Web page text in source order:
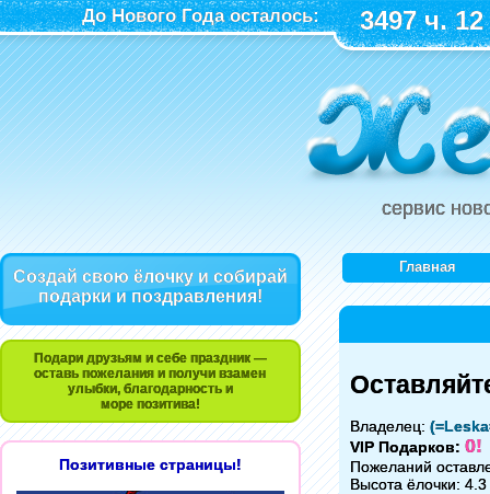
До Нового Года осталось: 3497 ч.
сервис
Создай свою ёлочку и собирай
подарки и поздравления!
Подари друзьям и себе праздник —
оставь пожелания и получи взамен
улыбки, благодарность и
море позитива!
Позитивные страницы!
Главная
Владелец:
VIP Подарков: 0!
Пожеланий
Высота ёлочки: